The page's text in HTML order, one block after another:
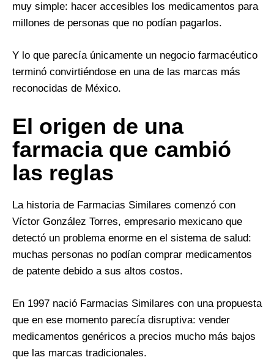
muy simple: hacer accesibles los medicamentos para
millones de personas que no podían pagarlos.
Y lo que parecía únicamente un negocio farmacéutico
terminó convirtiéndose en una de las marcas más
reconocidas de México.
El origen de una
farmacia que cambió
las reglas
La historia de Farmacias Similares comenzó con
Víctor González Torres, empresario mexicano que
detectó un problema enorme en el sistema de salud:
muchas personas no podían comprar medicamentos
de patente debido a sus altos costos.
En 1997 nació Farmacias Similares con una propuesta
que en ese momento parecía disruptiva: vender
medicamentos genéricos a precios mucho más bajos
que las marcas tradicionales.